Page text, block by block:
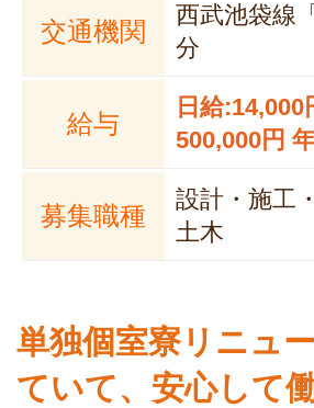
交通機関
西武池袋線
分
給与
日給
500,000円
募集職種
設計・施工
土木
単独個室寮リニュ
ていて、安心して